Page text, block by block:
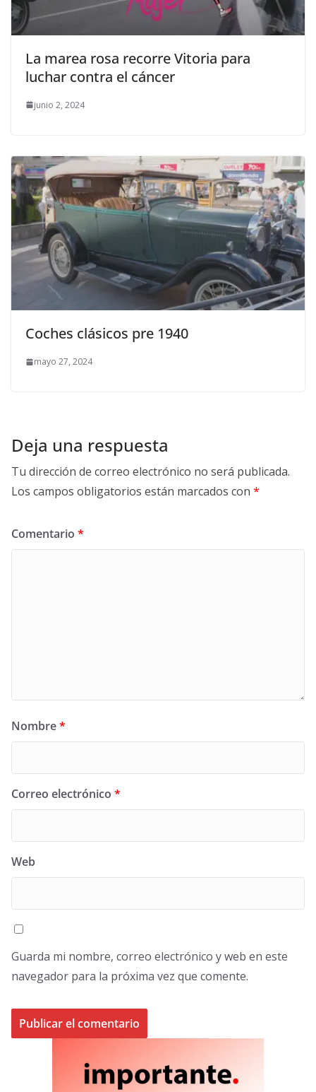
La marea rosa recorre Vitoria para
luchar contra el cáncer
junio 2, 2024
Coches clásicos pre 1940
mayo 27, 2024
Deja una respuesta
Tu dirección de correo electrónico no será publicada.
Los campos obligatorios están marcados con *
Comentario *
Nombre*
Correo electrónico *
Web
Guarda mi nombre, correo electrónico y web en este
navegador para la próxima vez que comente.